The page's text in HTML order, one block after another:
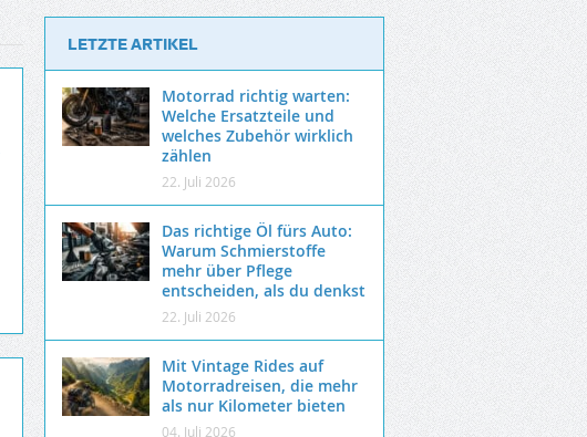
LETZTE ARTIKEL
Motorrad richtig warten:
Welche Ersatzteile und
welches Zubehör wirklich
zählen
22. Juli 2026
Das richtige Öl fürs Auto:
Warum Schmierstoffe
mehr über Pflege
entscheiden, als du denkst
22. Juli 2026
Mit Vintage Rides auf
Motorradreisen, die mehr
als nur Kilometer bieten
04. Juli 2026